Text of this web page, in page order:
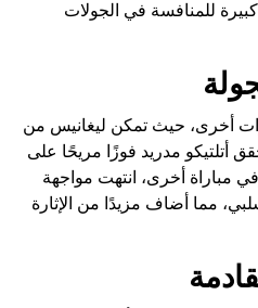
كبيرة للمنافسة في الجولات
أخرى، حيث تمكن ليغانيس من
حقق أتلتيكو مدريد فوزًا مريحًا على
مباراة أخرى، انتهت مواجهة
مما أضاف مزيدًا من الإثارة